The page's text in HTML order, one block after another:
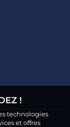
!
technologies
et offres